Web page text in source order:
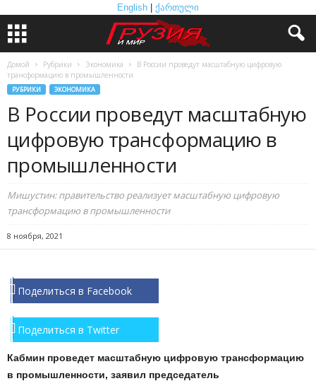
English ქართული
Домой Рубрики Экономика
В России проведут масштабную цифровую
трансформацию в промышленности
РУБРИКИ ЭКОНОМИКА
В России проведут масштабную
цифровую трансформацию в
промышленности
Мишустин: правительство реализует масштабную цифровую
трансформацию в промышленности
8 ноября, 2021
Поделиться в Facebook
Поделиться в Twitter
Кабмин проведет масштабную цифровую трансформацию
в промышленности, заявил председатель